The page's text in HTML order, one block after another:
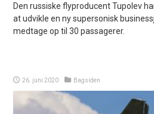
Den russiske flyproducent Tupolev
at udvikle en ny supersonisk
medtage op til 30 passagerer.
26. juni 2020 Bagsiden